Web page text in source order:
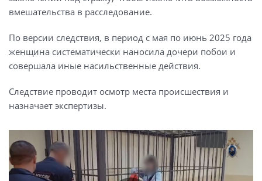
вмешательства в расследование.
По версии следствия, в период с мая по июнь 2025 года
женщина систематически наносила дочери побои и
совершала иные насильственные действия.
Следствие проводит осмотр места происшествия и
назначает экспертизы.